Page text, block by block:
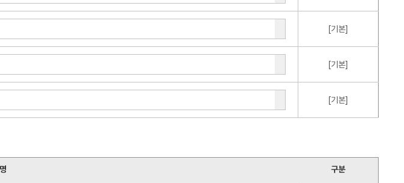
[기본]
[기본]
[기본]
구분